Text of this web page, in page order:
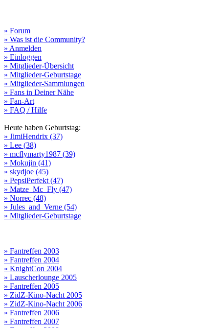
» Forum
» Was ist die Community?
» Anmelden
» Einloggen
» Mitglieder-Übersicht
» Mitglieder-Geburtstage
» Mitglieder-Sammlungen
» Fans in Deiner Nähe
» Fan-Art
» FAQ / Hilfe
Heute haben Geburtstag:
» JimiHendrix (37)
» Lee (38)
» mcflymarty1987 (39)
» Mokujin (41)
» skydjoe (45)
» PepsiPerfekt (47)
» Matze_Mc_Fly (47)
» Norrec (48)
» Jules_and_Verne (54)
» Mitglieder-Geburtstage
» Fantreffen 2003
» Fantreffen 2004
» KnightCon 2004
» Lauscherlounge 2005
» Fantreffen 2005
» ZidZ-Kino-Nacht 2005
» ZidZ-Kino-Nacht 2006
» Fantreffen 2006
» Fantreffen 2007